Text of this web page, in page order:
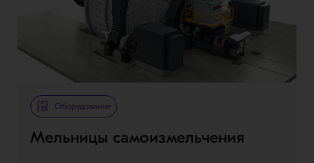
Metso PlusОборудование
Мельницы самоизмельчения